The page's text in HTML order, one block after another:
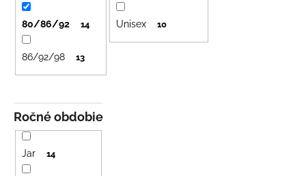
o
d
u
t
o
v
Unisex 10
Ročné obdobie
Jar 14
80/86/92 14
86/92/98 13
BAMBUSOVÉ
TRIKO
PRUHY
MODRÉ